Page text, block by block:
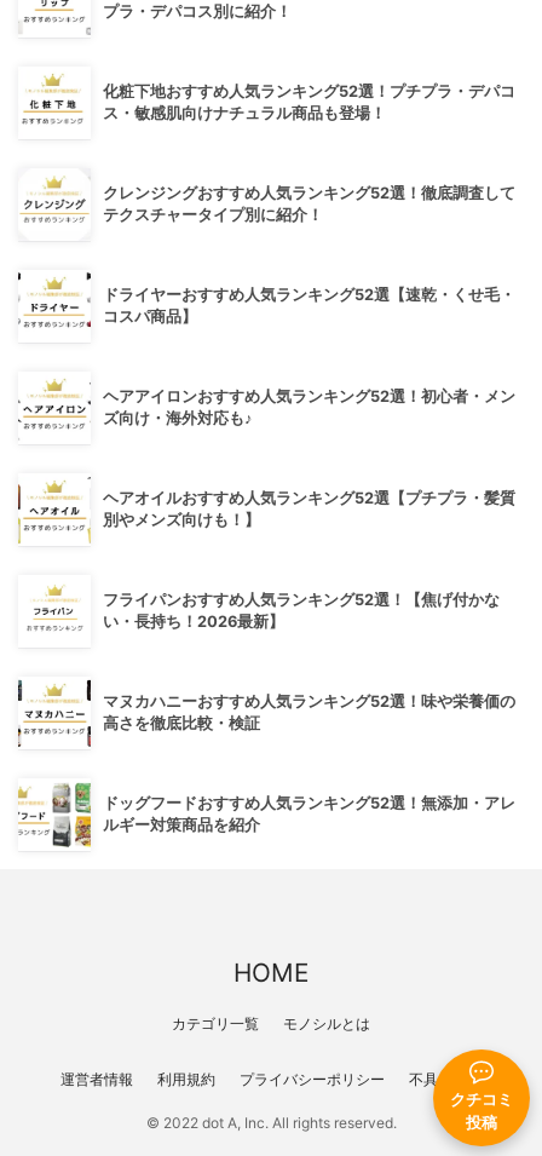
クチコミ
投稿
プラ・デパコス別に紹介！
化粧下地おすすめ人気ランキング52選！プチプラ・デパコ
ス・敏感肌向けナチュラル商品も登場！
クレンジングおすすめ人気ランキング52選！徹底調査して
テクスチャータイプ別に紹介！
ドライヤーおすすめ人気ランキング52選【速乾・くせ毛・
コスパ商品】
ヘアアイロンおすすめ人気ランキング52選！初心者・メン
ズ向け・海外対応も♪
ヘアオイルおすすめ人気ランキング52選【プチプラ・髪質
別やメンズ向けも！】
フライパンおすすめ人気ランキング52選！【焦げ付かな
い・長持ち！2026最新】
マヌカハニーおすすめ人気ランキング52選！味や栄養価の
高さを徹底比較・検証
ドッグフードおすすめ人気ランキング52選！無添加・アレ
ルギー対策商品を紹介
HOME
カテゴリ一覧 モノシルとは
運営者情報 利用規約 プライバシーポリシー 不具合報告
© 2022 dot A, Inc. All rights reserved.